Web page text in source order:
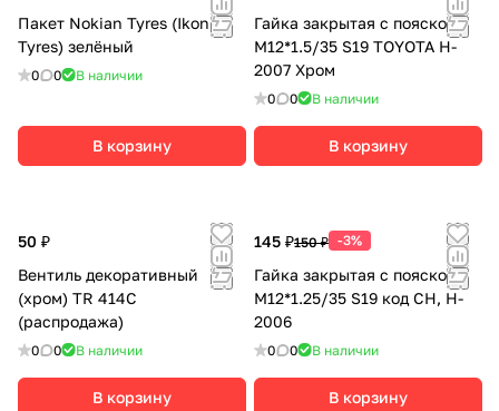
Пакет Nokian Tyres (Ikon
Tyres) зелёный
0 0 В наличии
В корзину
Гайка закрытая с пояском
М12*1.5/35 S19 TOYOTA H-
2007 Хром
0 0 В наличии
В корзину
50 ₽
Вентиль декоративный
(хром) TR 414С
(распродажа)
0 0 В наличии
В корзину
145 ₽150 ₽ -3%
Гайка закрытая с пояском
М12*1.25/35 S19 код CH, H-
2006
0 0 В наличии
В корзину